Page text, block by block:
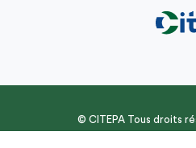
© CITEPA Tous droits